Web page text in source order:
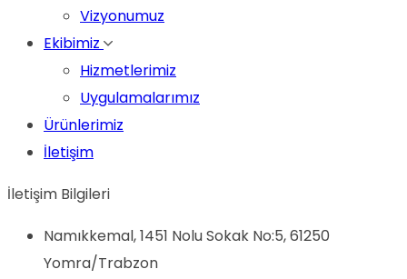
Vizyonumuz
Ekibimiz
Hizmetlerimiz
Uygulamalarımız
Ürünlerimiz
İletişim
İletişim Bilgileri
Namıkkemal, 1451 Nolu Sokak No:5, 61250
Yomra/Trabzon